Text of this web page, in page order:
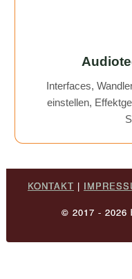
Interfaces,
einstellen,
KONTAKT |
© 2017 -